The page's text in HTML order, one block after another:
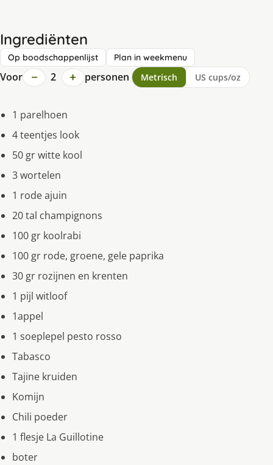
Ingrediënten
Op boodschappenlijst Plan in weekmenu
Voor − 2 + personen Metrisch US cups/oz
1 parelhoen
4 teentjes look
50 gr witte kool
3 wortelen
1 rode ajuin
20 tal champignons
100 gr koolrabi
100 gr rode, groene, gele paprika
30 gr rozijnen en krenten
1 pijl witloof
1appel
1 soeplepel pesto rosso
Tabasco
Tajine kruiden
Komijn
Chili poeder
1 flesje La Guillotine
boter